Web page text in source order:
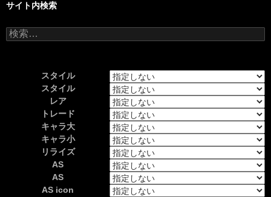
サイト内検索
検
索:
スタイル
スタイル
レア
トレード
キャラ大
キャラ小
リライズ
AS
AS
AS icon